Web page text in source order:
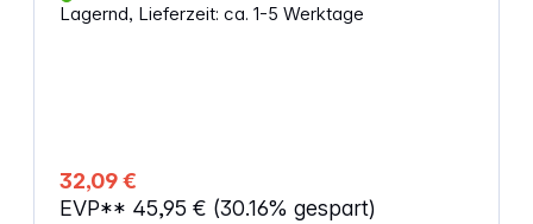
konischen Seitenflächen Kopf: poliert Griffe mit
Lagernd, Lieferzeit: ca. 1-5 Werktage
32,09 €
EVP** 45,95 € (30.16% gespart)